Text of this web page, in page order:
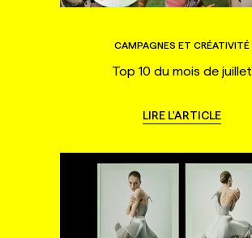
CAMPAGNES ET CRÉATIVITÉ
Top 10 du mois de juillet
LIRE L'ARTICLE